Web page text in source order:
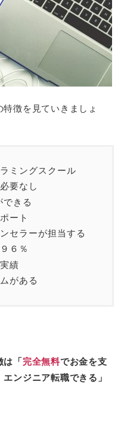
徴を見ていきましょ
ミングスクール
要なし
きる
ート
セラーが担当する
６％
績
がある
は「完全無料でお金を支
ンジニア転職できる」